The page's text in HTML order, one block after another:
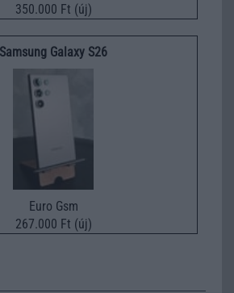
350.000 Ft (új)
Samsung Galaxy S26
Euro Gsm
267.000 Ft (új)